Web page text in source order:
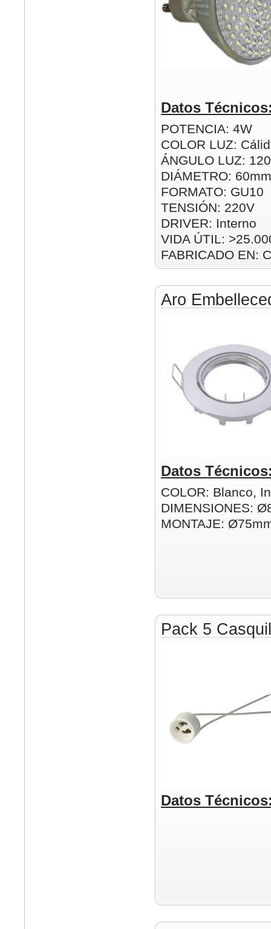
Datos
POTENCIA: 4W
COLOR LUZ:
ÁNGULO LUZ:
DIÁMETRO: 60mm
FORMATO: GU10
TENSIÓN: 220V
DRIVER: Interno
VIDA ÚTIL:
FABRICADO EN:
Aro
Datos
COLOR: Blanco,
DIMENSIONES:
MONTAJE:
Pack 5
Datos